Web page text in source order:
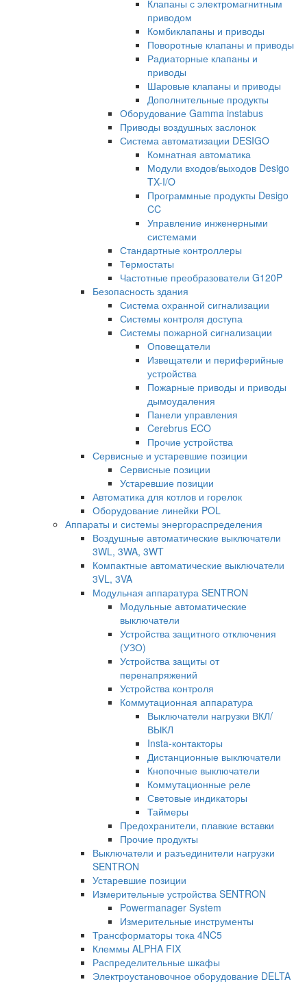
Клапаны с электромагнитным
приводом
Комбиклапаны и приводы
Поворотные клапаны и приводы
Радиаторные клапаны и
приводы
Шаровые клапаны и приводы
Дополнительные продукты
Оборудование Gamma instabus
Приводы воздушных заслонок
Система автоматизации DESIGO
Комнатная автоматика
Модули входов/выходов Desigo
TX-I/O
Программные продукты Desigo
CC
Управление инженерными
системами
Стандартные контроллеры
Термостаты
Частотные преобразователи G120P
Безопасность здания
Система охранной сигнализации
Системы контроля доступа
Системы пожарной сигнализации
Оповещатели
Извещатели и периферийные
устройства
Пожарные приводы и приводы
дымоудаления
Панели управления
Cerebrus ECO
Прочие устройства
Сервисные и устаревшие позиции
Сервисные позиции
Устаревшие позиции
Автоматика для котлов и горелок
Оборудование линейки POL
Аппараты и системы энергораспределения
Воздушные автоматические выключатели
3WL, 3WA, 3WT
Компактные автоматические выключатели
3VL, 3VA
Модульная аппаратура SENTRON
Модульные автоматические
выключатели
Устройства защитного отключения
(УЗО)
Устройства защиты от
перенапряжений
Устройства контроля
Коммутационная аппаратура
Выключатели нагрузки ВКЛ/
ВЫКЛ
Insta-контакторы
Дистанционные выключатели
Кнопочные выключатели
Коммутационные реле
Световые индикаторы
Таймеры
Предохранители, плавкие вставки
Прочие продукты
Выключатели и разъединители нагрузки
SENTRON
Устаревшие позиции
Измерительные устройства SENTRON
Powermanager System
Измерительные инструменты
Трансформаторы тока 4NC5
Клеммы ALPHA FIX
Распределительные шкафы
Электроустановочное оборудование DELTA